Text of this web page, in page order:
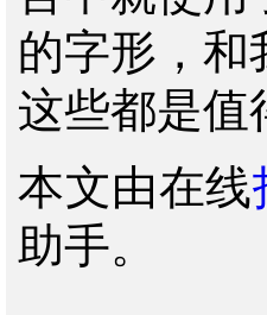
的字形，和
这些都是值
本文由在线
助手。